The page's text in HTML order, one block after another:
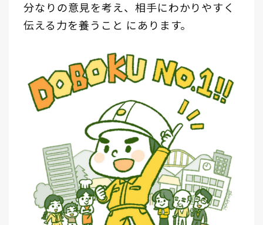
分なりの意見を考え、相手にわかりやすく
伝える力を養うこと にあります。